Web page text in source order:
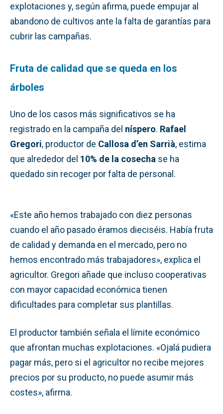
explotaciones y, según afirma, puede empujar al
abandono de cultivos ante la falta de garantías para
cubrir las campañas.
Fruta de calidad que se queda en los
árboles
Uno de los casos más significativos se ha
registrado en la campaña del níspero. Rafael
Gregori, productor de Callosa d’en Sarrià, estima
que alrededor del 10% de la cosecha se ha
quedado sin recoger por falta de personal.
«Este año hemos trabajado con diez personas
cuando el año pasado éramos dieciséis. Había fruta
de calidad y demanda en el mercado, pero no
hemos encontrado más trabajadores», explica el
agricultor. Gregori añade que incluso cooperativas
con mayor capacidad económica tienen
dificultades para completar sus plantillas.
El productor también señala el límite económico
que afrontan muchas explotaciones. «Ojalá pudiera
pagar más, pero si el agricultor no recibe mejores
precios por su producto, no puede asumir más
costes», afirma.